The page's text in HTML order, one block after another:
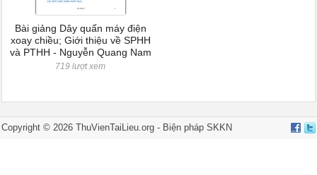
Bài giảng Dây quấn máy điện
xoay chiều; Giới thiệu về SPHH
và PTHH - Nguyễn Quang Nam
719 lượt xem
Copyright © 2026 ThuVienTaiLieu.org - Biện pháp SKKN